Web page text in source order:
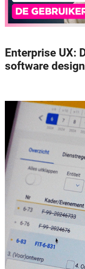
Enterprise UX:
software design